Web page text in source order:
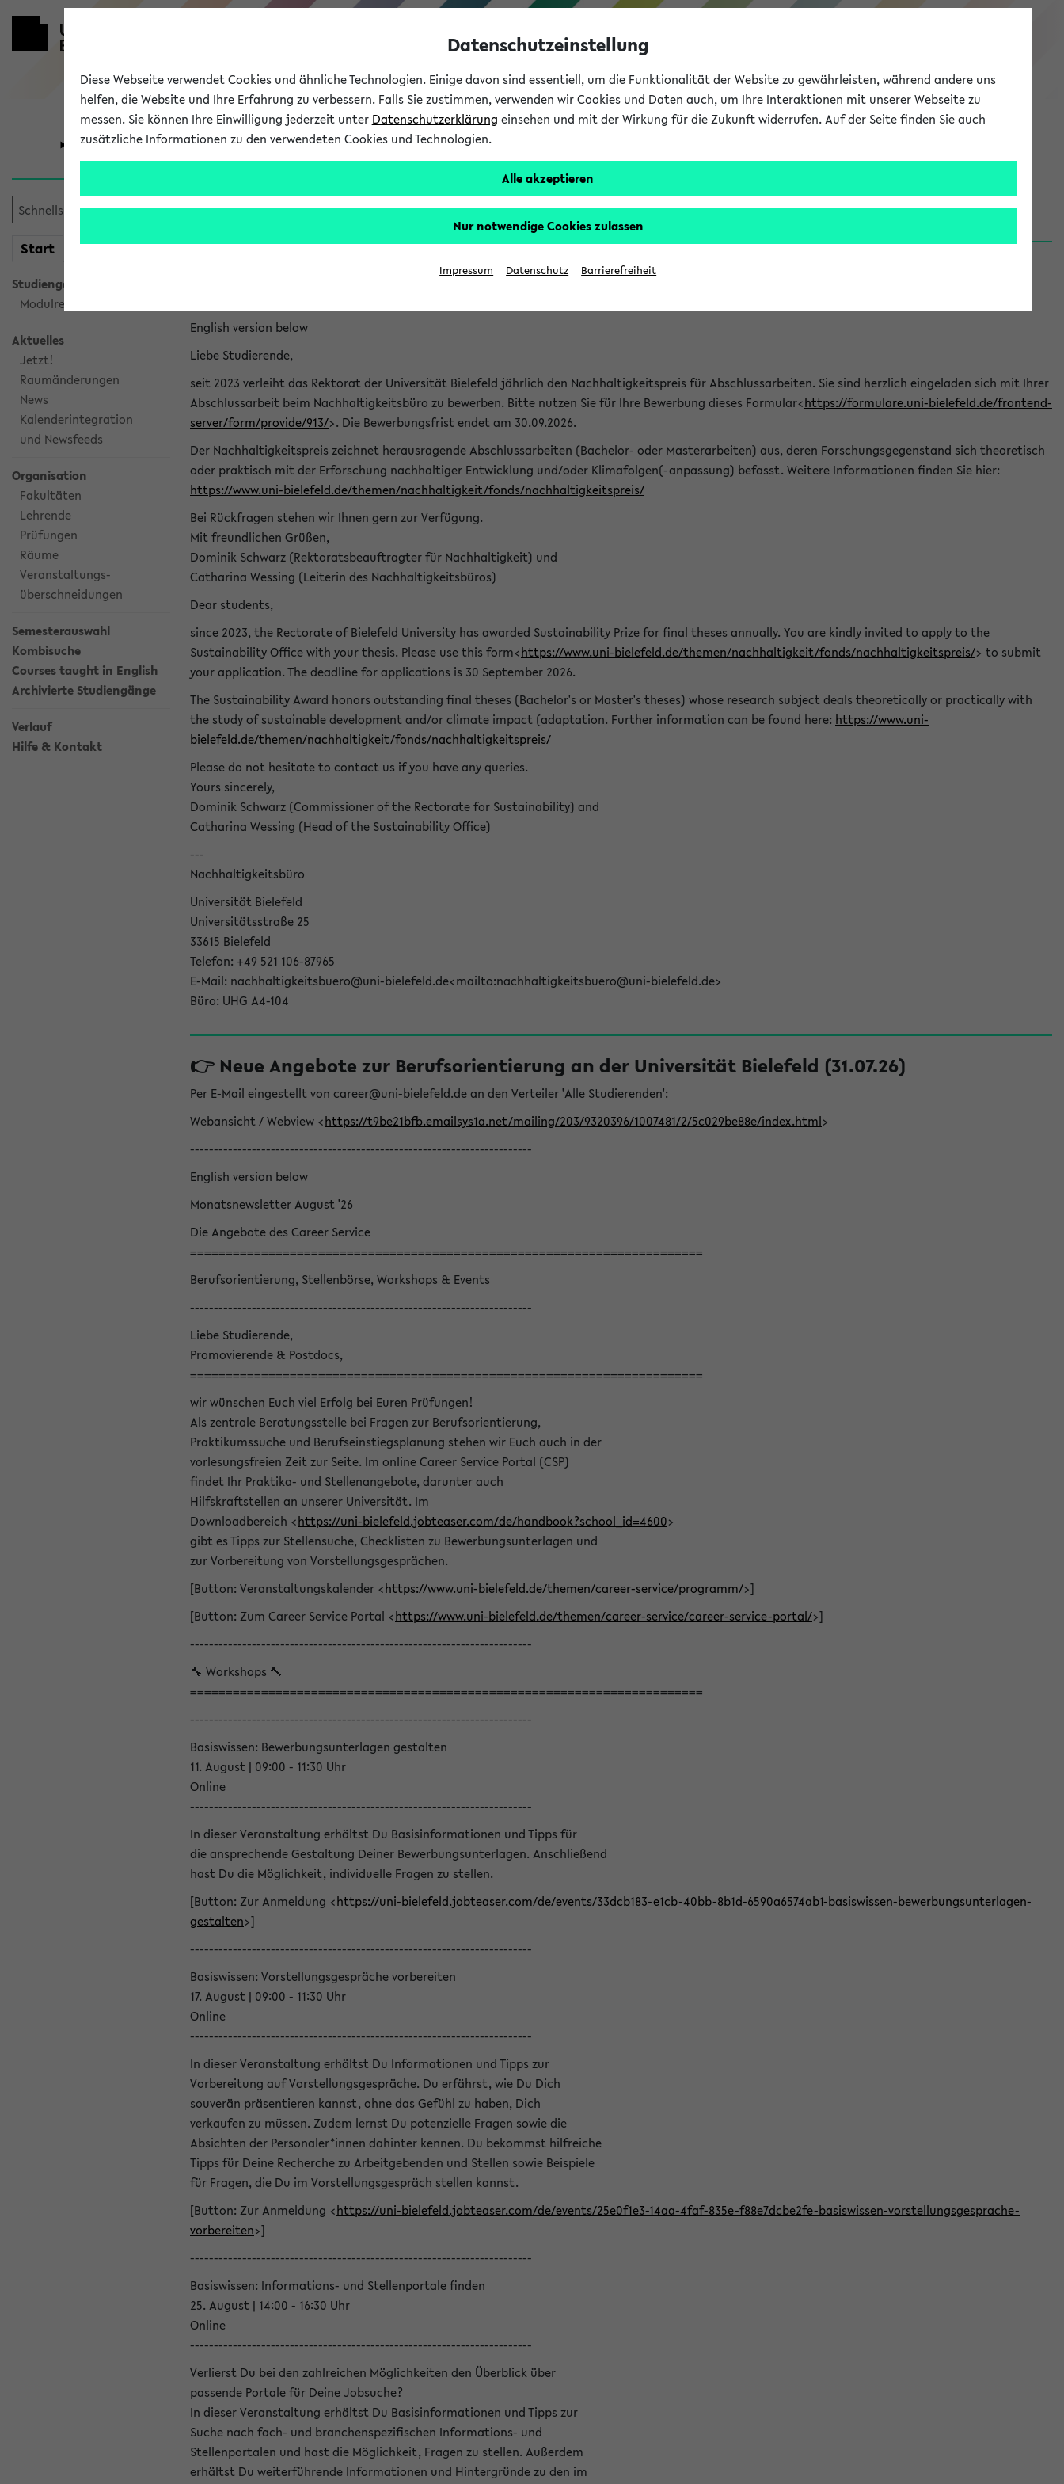
eKVV
Universität Forschung Studium
Start meineKVV
Studiengangsauswahl
Modulrecherche
Aktuelles
Jetzt!
Raumänderungen
News
Kalenderintegration
und Newsfeeds
Organisation
Fakultäten
Lehrende
Prüfungen
Räume
Veranstaltungs-
überschneidungen
Semesterauswahl
Kombisuche
Courses taught in English
Archivierte Studiengänge
Verlauf
Hilfe & Kontakt
eKVV News
Nachhaltigkeitspreis 2026: Bewerbungsphase gestartet (06.08.26)
English version below
Liebe Studierende,
seit 2023 verleiht das Rektorat der Universität Bielefeld jährlich den Nachhaltigkeitspreis für Abschlussarbeiten. Sie sind herzlich eingeladen sich mit Ihrer
Abschlussarbeit beim Nachhaltigkeitsbüro zu bewerben. Bitte nutzen Sie für Ihre Bewerbung dieses Formular<https://formulare.uni-bielefeld.de/frontend-
server/form/provide/913/>. Die Bewerbungsfrist endet am 30.09.2026.
Der Nachhaltigkeitspreis zeichnet herausragende Abschlussarbeiten (Bachelor- oder Masterarbeiten) aus, deren Forschungsgegenstand sich theoretisch
oder praktisch mit der Erforschung nachhaltiger Entwicklung und/oder Klimafolgen(-anpassung) befasst. Weitere Informationen finden Sie hier:
https://www.uni-bielefeld.de/themen/nachhaltigkeit/fonds/nachhaltigkeitspreis/
Bei Rückfragen stehen wir Ihnen gern zur Verfügung.
Mit freundlichen Grüßen,
Dominik Schwarz (Rektoratsbeauftragter für Nachhaltigkeit) und
Catharina Wessing (Leiterin des Nachhaltigkeitsbüros)
Dear students,
since 2023, the Rectorate of Bielefeld University has awarded Sustainability Prize for final theses annually. You are kindly invited to apply to the
Sustainability Office with your thesis. Please use this form<https://www.uni-bielefeld.de/themen/nachhaltigkeit/fonds/nachhaltigkeitspreis/> to submit
your application. The deadline for applications is 30 September 2026.
The Sustainability Award honors outstanding final theses (Bachelor's or Master's theses) whose research subject deals theoretically or practically with
the study of sustainable development and/or climate impact (adaptation. Further information can be found here: https://www.uni-
bielefeld.de/themen/nachhaltigkeit/fonds/nachhaltigkeitspreis/
Please do not hesitate to contact us if you have any queries.
Yours sincerely,
Dominik Schwarz (Commissioner of the Rectorate for Sustainability) and
Catharina Wessing (Head of the Sustainability Office)
---
Nachhaltigkeitsbüro
Universität Bielefeld
Universitätsstraße 25
33615 Bielefeld
Telefon: +49 521 106-87965
E-Mail: nachhaltigkeitsbuero@uni-bielefeld.de<mailto:nachhaltigkeitsbuero@uni-bielefeld.de>
Büro: UHG A4-104
👉 Neue Angebote zur Berufsorientierung an der Universität Bielefeld (31.07.26)
Per E-Mail eingestellt von career@uni-bielefeld.de an den Verteiler 'Alle Studierenden':
Webansicht / Webview <https://t9be21bfb.emailsys1a.net/mailing/203/9320396/1007481/2/5c029be88e/index.html>
------------------------------------------------------------------------
English version below
Monatsnewsletter August '26
Die Angebote des Career Service
========================================================================
Berufsorientierung, Stellenbörse, Workshops & Events
------------------------------------------------------------------------
Liebe Studierende,
Promovierende & Postdocs,
========================================================================
wir wünschen Euch viel Erfolg bei Euren Prüfungen!
Als zentrale Beratungsstelle bei Fragen zur Berufsorientierung,
Praktikumssuche und Berufseinstiegsplanung stehen wir Euch auch in der
vorlesungsfreien Zeit zur Seite. Im online Career Service Portal (CSP)
findet Ihr Praktika- und Stellenangebote, darunter auch
Hilfskraftstellen an unserer Universität. Im
Downloadbereich <https://uni-bielefeld.jobteaser.com/de/handbook?school_id=4600>
gibt es Tipps zur Stellensuche, Checklisten zu Bewerbungsunterlagen und
zur Vorbereitung von Vorstellungsgesprächen.
[Button: Veranstaltungskalender <https://www.uni-bielefeld.de/themen/career-service/programm/>]
[Button: Zum Career Service Portal <https://www.uni-bielefeld.de/themen/career-service/career-service-portal/>]
------------------------------------------------------------------------
🔧 Workshops 🔨
========================================================================
------------------------------------------------------------------------
Basiswissen: Bewerbungsunterlagen gestalten
11. August | 09:00 - 11:30 Uhr
Online
------------------------------------------------------------------------
In dieser Veranstaltung erhältst Du Basisinformationen und Tipps für
die ansprechende Gestaltung Deiner Bewerbungsunterlagen. Anschließend
hast Du die Möglichkeit, individuelle Fragen zu stellen.
[Button: Zur Anmeldung <https://uni-bielefeld.jobteaser.com/de/events/33dcb183-e1cb-40bb-8b1d-6590a6574ab1-basiswissen-bewerbungsunterlagen-
gestalten>]
------------------------------------------------------------------------
Basiswissen: Vorstellungsgespräche vorbereiten
17. August | 09:00 - 11:30 Uhr
Online
------------------------------------------------------------------------
In dieser Veranstaltung erhältst Du Informationen und Tipps zur
Vorbereitung auf Vorstellungsgespräche. Du erfährst, wie Du Dich
souverän präsentieren kannst, ohne das Gefühl zu haben, Dich
verkaufen zu müssen. Zudem lernst Du potenzielle Fragen sowie die
Absichten der Personaler*innen dahinter kennen. Du bekommst hilfreiche
Tipps für Deine Recherche zu Arbeitgebenden und Stellen sowie Beispiele
für Fragen, die Du im Vorstellungsgespräch stellen kannst.
[Button: Zur Anmeldung <https://uni-bielefeld.jobteaser.com/de/events/25e0f1e3-14aa-4faf-835e-f88e7dcbe2fe-basiswissen-vorstellungsgesprache-
vorbereiten>]
------------------------------------------------------------------------
Basiswissen: Informations- und Stellenportale finden
25. August | 14:00 - 16:30 Uhr
Online
------------------------------------------------------------------------
Verlierst Du bei den zahlreichen Möglichkeiten den Überblick über
passende Portale für Deine Jobsuche?
In dieser Veranstaltung erhältst Du Basisinformationen und Tipps zur
Suche nach fach- und branchenspezifischen Informations- und
Stellenportalen und hast die Möglichkeit, Fragen zu stellen. Außerdem
erhältst Du weiterführende Informationen und Hintergründe zu den im
Datenschutzeinstellung
Diese Webseite verwendet Cookies und ähnliche Technologien. Einige davon sind essentiell, um die Funktionalität der Website zu gewährleisten, während andere uns
helfen, die Website und Ihre Erfahrung zu verbessern. Falls Sie zustimmen, verwenden wir Cookies und Daten auch, um Ihre Interaktionen mit unserer Webseite zu
messen. Sie können Ihre Einwilligung jederzeit unter Datenschutzerklärung einsehen und mit der Wirkung für die Zukunft widerrufen. Auf der Seite finden Sie auch
zusätzliche Informationen zu den verwendeten Cookies und Technologien.
Alle akzeptieren
Nur notwendige Cookies zulassen
Impressum Datenschutz Barrierefreiheit